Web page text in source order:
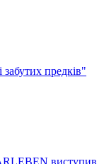
предків"
виступив